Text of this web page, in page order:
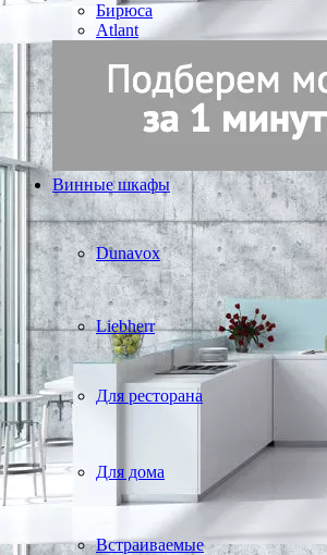
Бирюса
Atlant
Винные шкафы
Dunavox
Liebherr
Для ресторана
Для дома
Встраиваемые